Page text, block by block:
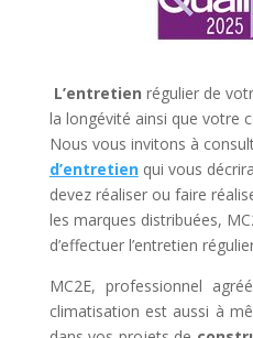
L’entretien régulier de
la longévité ainsi que votre
Nous vous invitons à
d’entretienqui vous
devez réaliser ou faire
les marques distribuées,
d’effectuer l’entretien
MC2E, professionnel
climatisation est aussi à